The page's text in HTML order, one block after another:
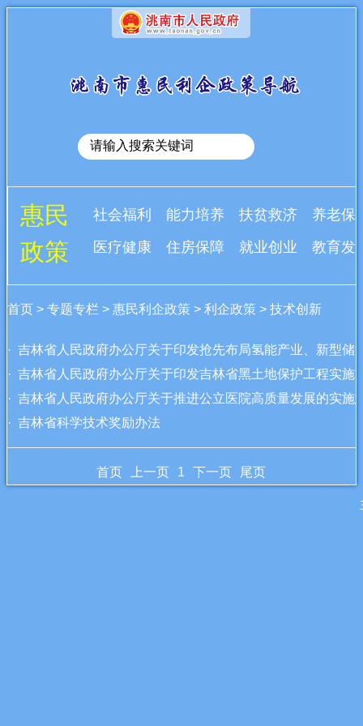
惠民
政策
社会福利 能力培养 扶贫救济
养老保
医疗健康
住房保障 就业创业 教育发
首页> 专题专栏 > 惠民利企政策> 利企政策> 技术创新
· 吉林省人民政府办公厅关于印发抢先布局氢能产业、新型
· 吉林省人民政府办公厅关于印发吉林省黑土地保护工程实
· 吉林省人民政府办公厅关于推进公立医院高质量发展的实
· 吉林省科学技术奖励办法
首页 上一页 1 下一页 尾页